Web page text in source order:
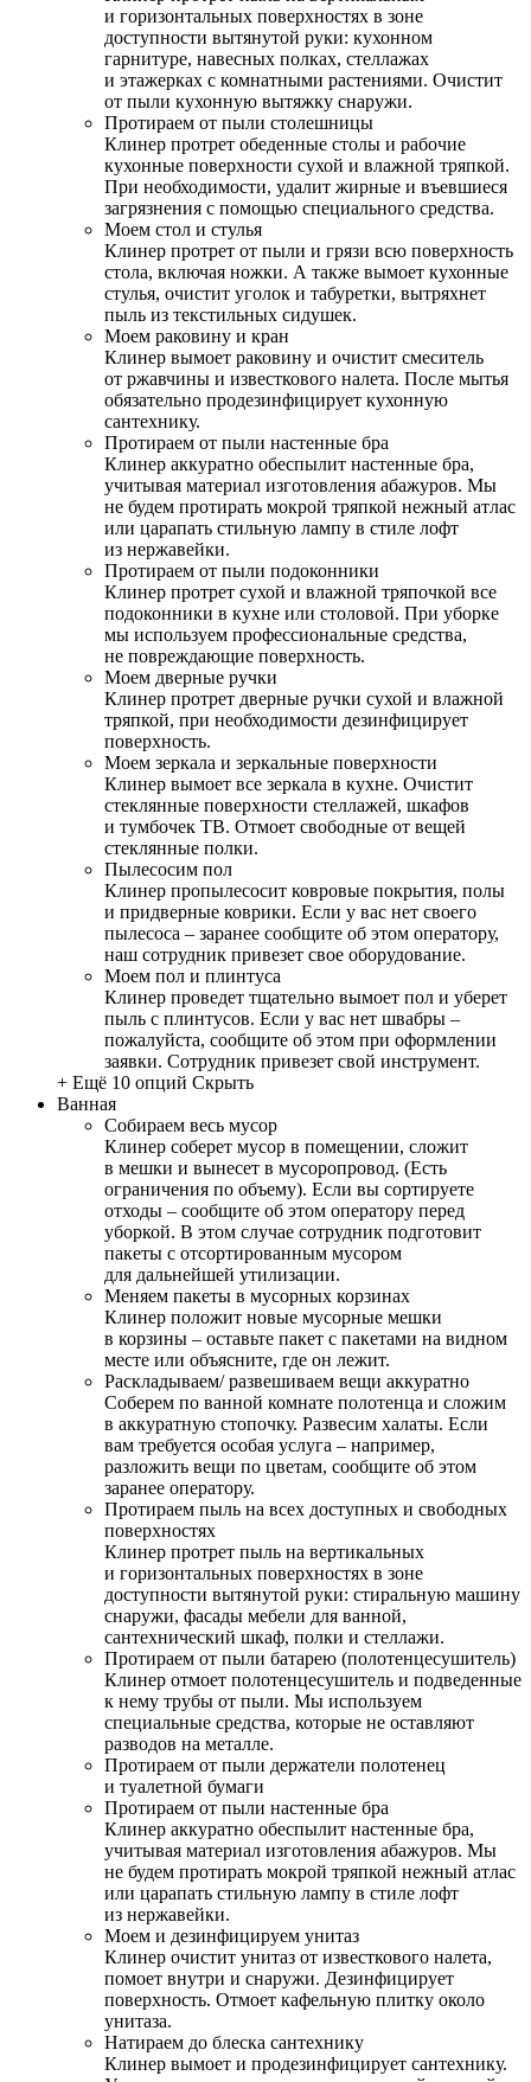
и горизонтальных поверхностях в зоне
доступности вытянутой руки: кухонном
гарнитуре, навесных полках, стеллажах
и этажерках с комнатными растениями. Очистит
от пыли кухонную вытяжку снаружи.
Протираем от пыли столешницы
Клинер протрет обеденные столы и рабочие
кухонные поверхности сухой и влажной тряпкой.
При необходимости, удалит жирные и въевшиеся
загрязнения с помощью специального средства.
Моем стол и стулья
Клинер протрет от пыли и грязи всю поверхность
стола, включая ножки. А также вымоет кухонные
стулья, очистит уголок и табуретки, вытряхнет
пыль из текстильных сидушек.
Моем раковину и кран
Клинер вымоет раковину и очистит смеситель
от ржавчины и известкового налета. После мытья
обязательно продезинфицирует кухонную
сантехнику.
Протираем от пыли настенные бра
Клинер аккуратно обеспылит настенные бра,
учитывая материал изготовления абажуров. Мы
не будем протирать мокрой тряпкой нежный атлас
или царапать стильную лампу в стиле лофт
из нержавейки.
Протираем от пыли подоконники
Клинер протрет сухой и влажной тряпочкой все
подоконники в кухне или столовой. При уборке
мы используем профессиональные средства,
не повреждающие поверхность.
Моем дверные ручки
Клинер протрет дверные ручки сухой и влажной
тряпкой, при необходимости дезинфицирует
поверхность.
Моем зеркала и зеркальные поверхности
Клинер вымоет все зеркала в кухне. Очистит
стеклянные поверхности стеллажей, шкафов
и тумбочек ТВ. Отмоет свободные от вещей
стеклянные полки.
Пылесосим пол
Клинер пропылесосит ковровые покрытия, полы
и придверные коврики. Если у вас нет своего
пылесоса – заранее сообщите об этом оператору,
наш сотрудник привезет свое оборудование.
Моем пол и плинтуса
Клинер проведет тщательно вымоет пол и уберет
пыль с плинтусов. Если у вас нет швабры –
пожалуйста, сообщите об этом при оформлении
заявки. Сотрудник привезет свой инструмент.
+ Ещё 10 опций Скрыть
Ванная
Собираем весь мусор
Клинер соберет мусор в помещении, сложит
в мешки и вынесет в мусоропровод. (Есть
ограничения по объему). Если вы сортируете
отходы – сообщите об этом оператору перед
уборкой. В этом случае сотрудник подготовит
пакеты с отсортированным мусором
для дальнейшей утилизации.
Меняем пакеты в мусорных корзинах
Клинер положит новые мусорные мешки
в корзины – оставьте пакет с пакетами на видном
месте или объясните, где он лежит.
Раскладываем/ развешиваем вещи аккуратно
Соберем по ванной комнате полотенца и сложим
в аккуратную стопочку. Развесим халаты. Если
вам требуется особая услуга – например,
разложить вещи по цветам, сообщите об этом
заранее оператору.
Протираем пыль на всех доступных и свободных
поверхностях
Клинер протрет пыль на вертикальных
и горизонтальных поверхностях в зоне
доступности вытянутой руки: стиральную машину
снаружи, фасады мебели для ванной,
сантехнический шкаф, полки и стеллажи.
Протираем от пыли батарею (полотенцесушитель)
Клинер отмоет полотенцесушитель и подведенные
к нему трубы от пыли. Мы используем
специальные средства, которые не оставляют
разводов на металле.
Протираем от пыли держатели полотенец
и туалетной бумаги
Протираем от пыли настенные бра
Клинер аккуратно обеспылит настенные бра,
учитывая материал изготовления абажуров. Мы
не будем протирать мокрой тряпкой нежный атлас
или царапать стильную лампу в стиле лофт
из нержавейки.
Моем и дезинфицируем унитаз
Клинер очистит унитаз от известкового налета,
помоет внутри и снаружи. Дезинфицирует
поверхность. Отмоет кафельную плитку около
унитаза.
Натираем до блеска сантехнику
Клинер вымоет и продезинфицирует сантехнику.